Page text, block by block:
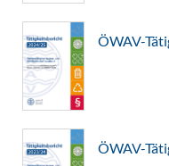
ÖWAV-
ÖWAV-